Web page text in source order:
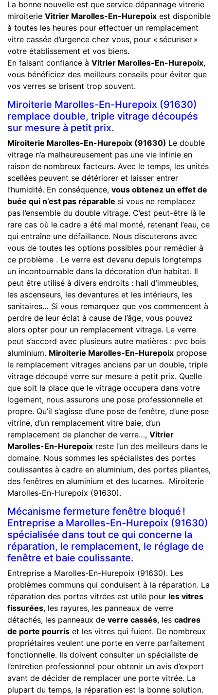
La bonne nouvelle est que service dépannage vitrerie
miroiterie Vitrier Marolles-En-Hurepoix est disponible
à toutes les heures pour effectuer un remplacement
vitre cassée d’urgence chez vous, pour « sécuriser »
votre établissement et vos biens.
En faisant confiance à Vitrier Marolles-En-Hurepoix,
vous bénéficiez des meilleurs conseils pour éviter que
vos verres se brisent trop souvent.
Miroiterie Marolles-En-Hurepoix (91630)
remplace double, triple vitrage découpés
sur mesure à petit prix.
Miroiterie Marolles-En-Hurepoix (91630) Le double
vitrage n’a malheureusement pas une vie infinie en
raison de nombreux facteurs. Avec le temps, les unités
scellées peuvent se détériorer et laisser entrer
l’humidité. En conséquence, vous obtenez un effet de
buée qui n’est pas réparable si vous ne remplacez
pas l’ensemble du double vitrage. C’est peut-être là le
rare cas où le cadre a été mal monté, retenant l’eau, ce
qui entraîne une défaillance. Nous discuterons avec
vous de toutes les options possibles pour remédier à
ce problème . Le verre est devenu depuis longtemps
un incontournable dans la décoration d’un habitat. Il
peut être utilisé à divers endroits : hall d’immeubles,
les ascenseurs, les devantures et les intérieurs, les
sanitaires… Si vous remarquez que vos commencent à
perdre de leur éclat à cause de l’âge, vous pouvez
alors opter pour un remplacement vitrage. Le verre
peut s’accord avec plusieurs autre matières : pvc bois
aluminium. Miroiterie Marolles-En-Hurepoix propose
le remplacement vitrages anciens par un double, triple
vitrage découpé verre sur mesure à petit prix. Quelle
que soit la place que le vitrage occupera dans votre
logement, nous assurons une pose professionnelle et
propre. Qu’il s’agisse d’une pose de fenêtre, d’une pose
vitrine, d’un remplacement vitre baie, d’un
remplacement de plancher de verre…, Vitrier
Marolles-En-Hurepoix reste l’un des meilleurs dans le
domaine. Nous sommes les spécialistes des portes
coulissantes à cadre en aluminium, des portes pliantes,
des fenêtres en aluminium et des lucarnes. Miroiterie
Marolles-En-Hurepoix (91630).
Mécanisme fermeture fenêtre bloqué !
Entreprise a Marolles-En-Hurepoix (91630)
spécialisée dans tout ce qui concerne la
réparation, le remplacement, le réglage de
fenêtre et baie coulissante.
Entreprise a Marolles-En-Hurepoix (91630). Les
problèmes communs qui conduisent à la réparation. La
réparation des portes vitrées est utile pour les vitres
fissurées, les rayures, les panneaux de verre
détachés, les panneaux de verre cassés, les cadres
de porte pourris et les vitres qui fuient. De nombreux
propriétaires veulent une porte en verre parfaitement
fonctionnelle. Ils doivent consulter un spécialiste de
l’entretien professionnel pour obtenir un avis d’expert
avant de décider de remplacer une porte vitrée. La
plupart du temps, la réparation est la bonne solution.